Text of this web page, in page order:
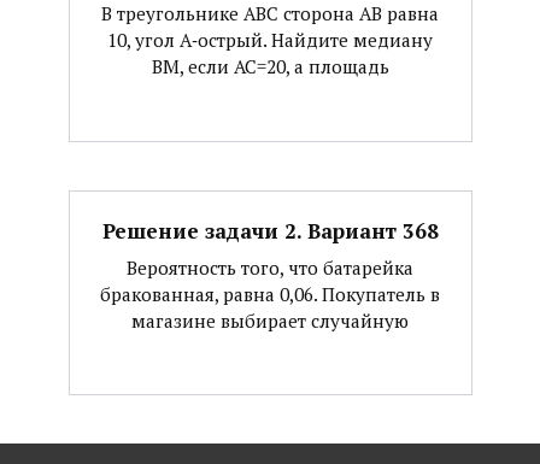
В треугольнике АВС сторона АВ равна
10, угол А‐острый. Найдите медиану
ВМ, если АС=20, а площадь
Решение задачи 2. Вариант 368
Вероятность того, что батарейка
бракованная, равна 0,06. Покупатель в
магазине выбирает случайную